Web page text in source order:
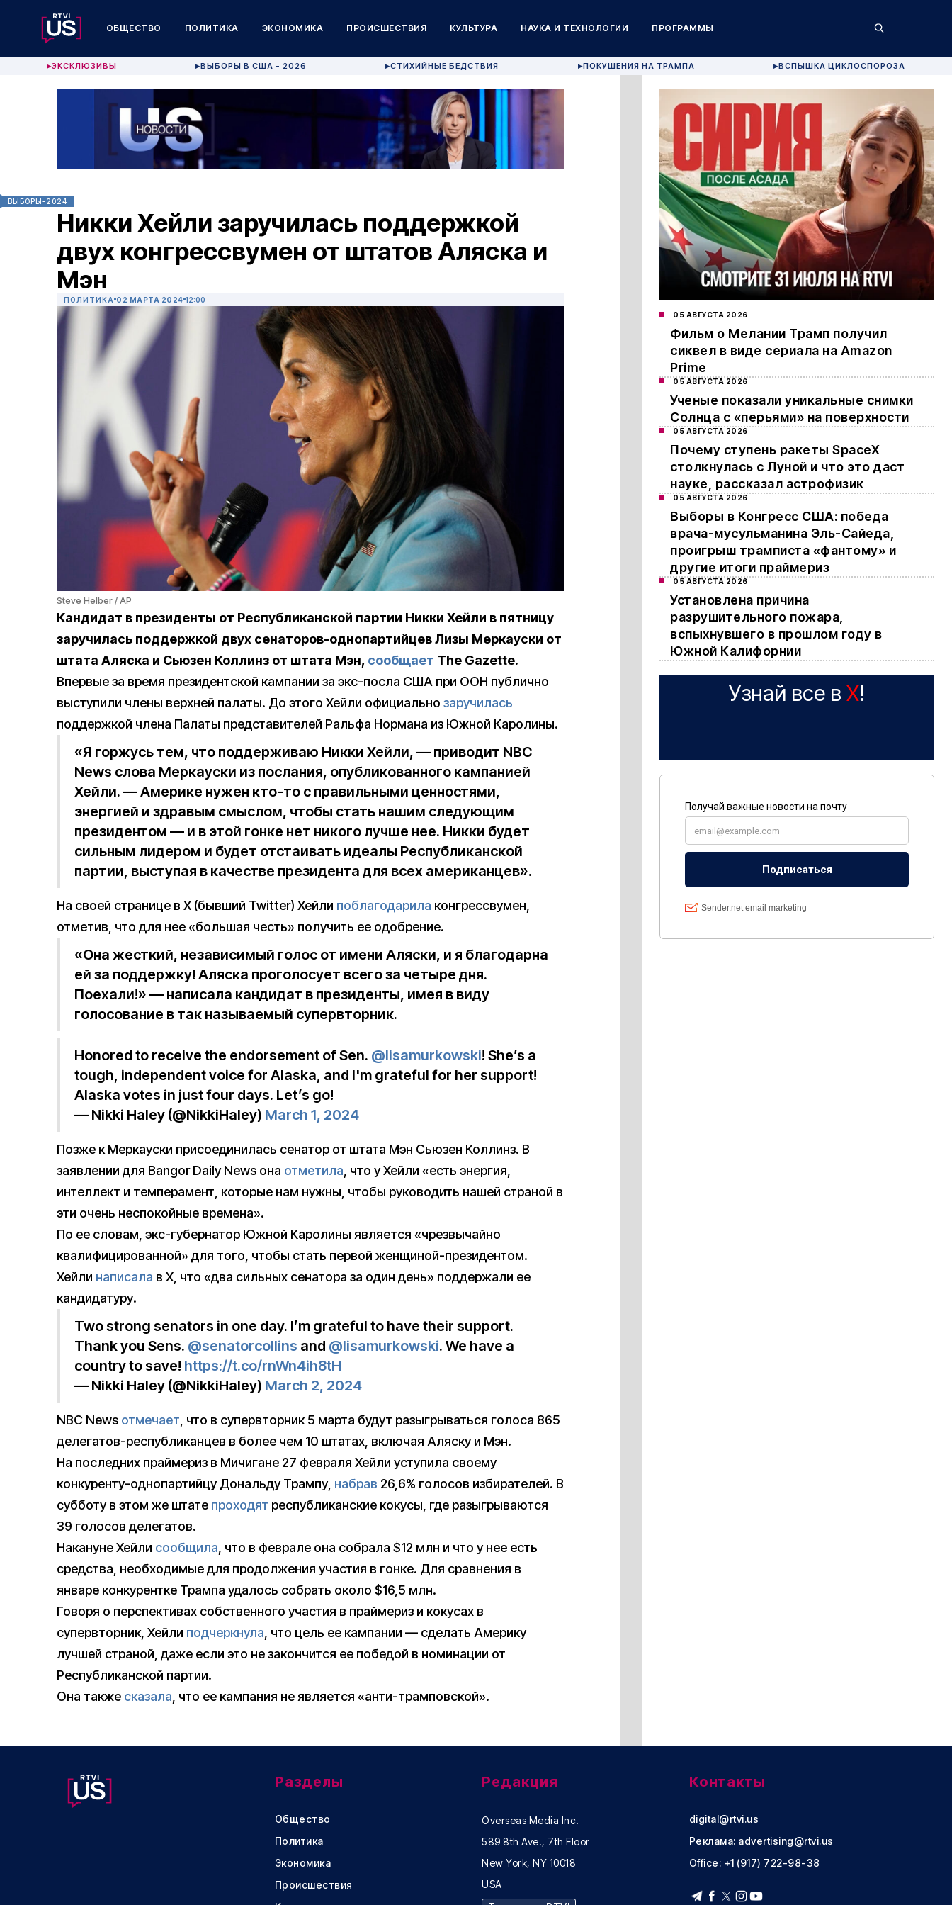
ОБЩЕСТВО ПОЛИТИКА ЭКОНОМИКА ПРОИСШЕСТВИЯ КУЛЬТУРА НАУКА И ТЕХНОЛОГИИ ПРОГРАММЫ
▶ЭКСКЛЮЗИВЫ ▶ВЫБОРЫ В США - 2026 ▶СТИХИЙНЫЕ БЕДСТВИЯ ▶ПОКУШЕНИЯ НА ТРАМПА ▶ВСПЫШКА ЦИКЛОСПОРОЗА
ВЫБОРЫ-2024
Никки Хейли заручилась поддержкой
двух конгрессвумен от штатов Аляска и
Мэн
ПОЛИТИКА 02 МАРТА 2024 12:00
Steve Helber / AP
Кандидат в президенты от Республиканской партии Никки Хейли в пятницу
заручилась поддержкой двух сенаторов-однопартийцев Лизы Меркауски от
штата Аляска и Сьюзен Коллинз от штата Мэн, сообщает The Gazette.
Впервые за время президентской кампании за экс-посла США при ООН публично
выступили члены верхней палаты. До этого Хейли официально заручилась
поддержкой члена Палаты представителей Ральфа Нормана из Южной Каролины.
«Я горжусь тем, что поддерживаю Никки Хейли, — приводит NBC
News слова Меркауски из послания, опубликованного кампанией
Хейли. — Америке нужен кто-то с правильными ценностями,
энергией и здравым смыслом, чтобы стать нашим следующим
президентом — и в этой гонке нет никого лучше нее. Никки будет
сильным лидером и будет отстаивать идеалы Республиканской
партии, выступая в качестве президента для всех американцев».
На своей странице в X (бывший Twitter) Хейли поблагодарила конгрессвумен,
отметив, что для нее «большая честь» получить ее одобрение.
«Она жесткий, независимый голос от имени Аляски, и я благодарна
ей за поддержку! Аляска проголосует всего за четыре дня.
Поехали!» — написала кандидат в президенты, имея в виду
голосование в так называемый супервторник.
Honored to receive the endorsement of Sen. @lisamurkowski! She’s a
tough, independent voice for Alaska, and I'm grateful for her support!
Alaska votes in just four days. Let’s go!
— Nikki Haley (@NikkiHaley) March 1, 2024
Позже к Меркауски присоединилась сенатор от штата Мэн Сьюзен Коллинз. В
заявлении для Bangor Daily News она отметила, что у Хейли «есть энергия,
интеллект и темперамент, которые нам нужны, чтобы руководить нашей страной в
эти очень неспокойные времена».
По ее словам, экс-губернатор Южной Каролины является «чрезвычайно
квалифицированной» для того, чтобы стать первой женщиной-президентом.
Хейли написала в X, что «два сильных сенатора за один день» поддержали ее
кандидатуру.
Two strong senators in one day. I’m grateful to have their support.
Thank you Sens. @senatorcollins and @lisamurkowski. We have a
country to save! https://t.co/rnWn4ih8tH
— Nikki Haley (@NikkiHaley) March 2, 2024
NBC News отмечает, что в супервторник 5 марта будут разыгрываться голоса 865
делегатов-республиканцев в более чем 10 штатах, включая Аляску и Мэн.
На последних праймериз в Мичигане 27 февраля Хейли уступила своему
конкуренту-однопартийцу Дональду Трампу, набрав 26,6% голосов избирателей. В
субботу в этом же штате проходят республиканские кокусы, где разыгрываются
39 голосов делегатов.
Накануне Хейли сообщила, что в феврале она собрала $12 млн и что у нее есть
средства, необходимые для продолжения участия в гонке. Для сравнения в
январе конкурентке Трампа удалось собрать около $16,5 млн.
Говоря о перспективах собственного участия в праймериз и кокусах в
супервторник, Хейли подчеркнула, что цель ее кампании — сделать Америку
лучшей страной, даже если это не закончится ее победой в номинации от
Республиканской партии.
Она также сказала, что ее кампания не является «анти-трамповской».
05 АВГУСТА 2026
Фильм о Мелании Трамп получил
сиквел в виде сериала на Amazon
Prime
05 АВГУСТА 2026
Ученые показали уникальные снимки
Солнца с «перьями» на поверхности
05 АВГУСТА 2026
Почему ступень ракеты SpaceX
столкнулась с Луной и что это даст
науке, рассказал астрофизик
05 АВГУСТА 2026
Выборы в Конгресс США: победа
врача-мусульманина Эль-Сайеда,
проигрыш трамписта «фантому» и
другие итоги праймериз
05 АВГУСТА 2026
Установлена причина
разрушительного пожара,
вспыхнувшего в прошлом году в
Южной Калифорнии
Узнай все в X!
Разделы
Общество
Политика
Экономика
Происшествия
Редакция
Overseas Media Inc.
589 8th Ave., 7th Floor
New York, NY 10018
USA
Контакты
digital@rtvi.us
Реклама: advertising@rtvi.us
Office: +1 (917) 722-98-38